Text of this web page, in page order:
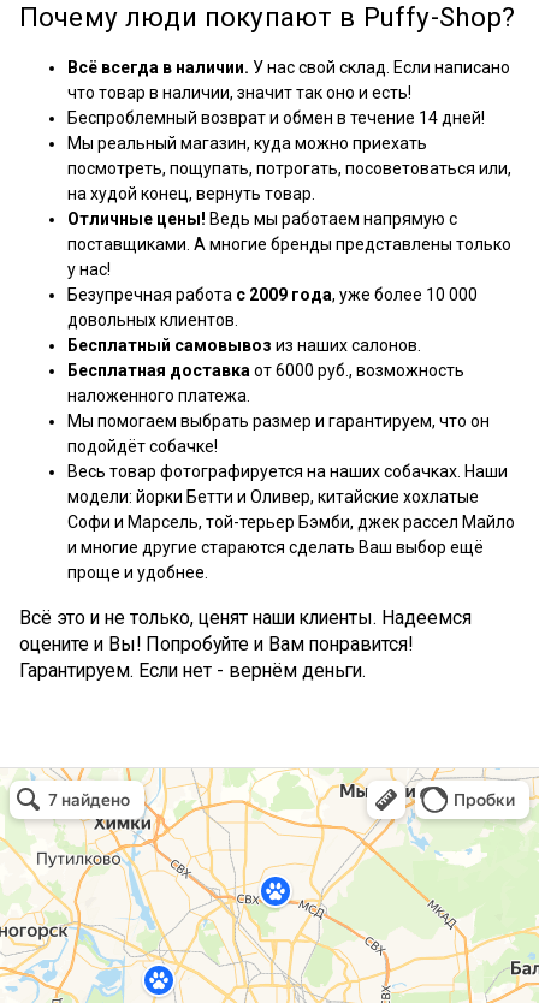
Почему люди покупают в Puffy-Shop?
Всё всегда в наличии. У нас свой склад. Если написано
что товар в наличии, значит так оно и есть!
Беспроблемный возврат и обмен в течение 14 дней!
Мы реальный магазин, куда можно приехать
посмотреть, пощупать, потрогать, посоветоваться или,
на худой конец, вернуть товар.
Отличные цены! Ведь мы работаем напрямую с
поставщиками. А многие бренды представлены только
у нас!
Безупречная работа с 2009 года, уже более 10 000
довольных клиентов.
Бесплатный самовывоз из наших салонов.
Бесплатная доставка от 6000 руб., возможность
наложенного платежа.
Мы помогаем выбрать размер и гарантируем, что он
подойдёт собачке!
Весь товар фотографируется на наших собачках. Наши
модели: йорки Бетти и Оливер, китайские хохлатые
Софи и Марсель, той-терьер Бэмби, джек рассел Майло
и многие другие стараются сделать Ваш выбор ещё
проще и удобнее.
Всё это и не только, ценят наши клиенты. Надеемся
оцените и Вы! Попробуйте и Вам понравится!
Гарантируем. Если нет - вернём деньги.